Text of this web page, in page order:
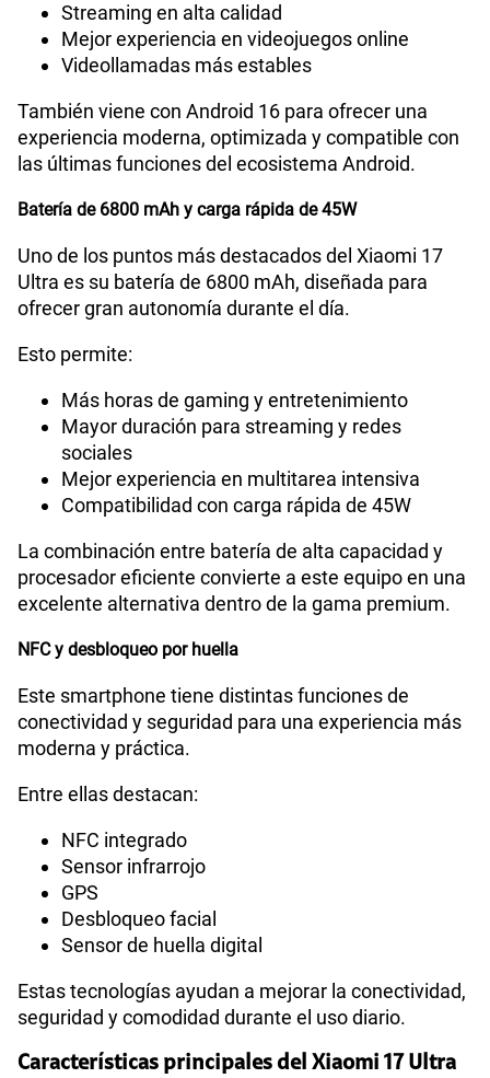
Streaming en alta calidad
Mejor experiencia en videojuegos online
Videollamadas más estables
También viene con Android 16 para ofrecer una
experiencia moderna, optimizada y compatible con
las últimas funciones del ecosistema Android.
Batería de 6800 mAh y carga rápida de 45W
Uno de los puntos más destacados del Xiaomi 17
Ultra es su batería de 6800 mAh, diseñada para
ofrecer gran autonomía durante el día.
Esto permite:
Más horas de gaming y entretenimiento
Mayor duración para streaming y redes
sociales
Mejor experiencia en multitarea intensiva
Compatibilidad con carga rápida de 45W
La combinación entre batería de alta capacidad y
procesador eficiente convierte a este equipo en una
excelente alternativa dentro de la gama premium.
NFC y desbloqueo por huella
Este smartphone tiene distintas funciones de
conectividad y seguridad para una experiencia más
moderna y práctica.
Entre ellas destacan:
NFC integrado
Sensor infrarrojo
GPS
Desbloqueo facial
Sensor de huella digital
Estas tecnologías ayudan a mejorar la conectividad,
seguridad y comodidad durante el uso diario.
Características principales del Xiaomi 17 Ultra